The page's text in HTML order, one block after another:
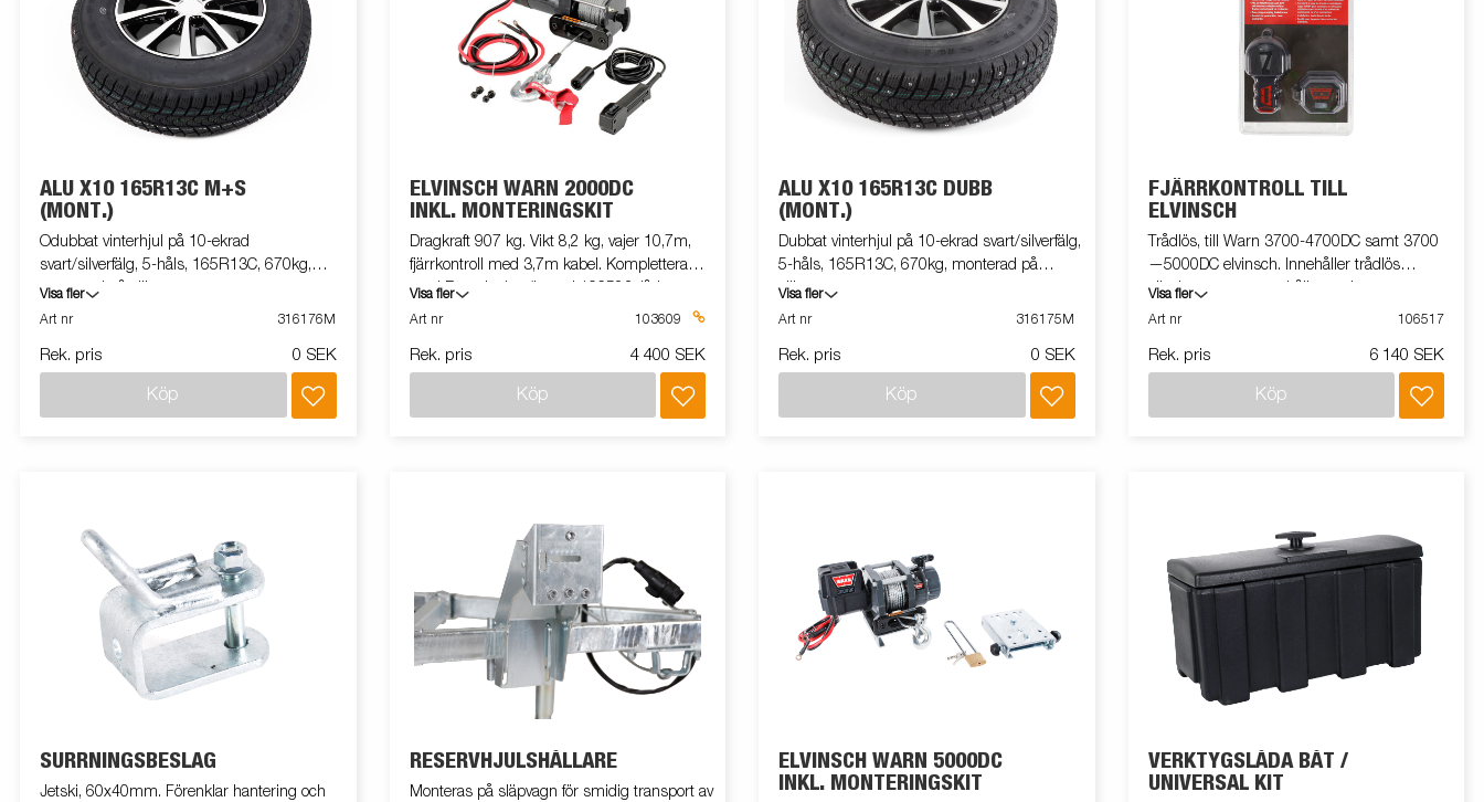
ALU X10 165R13C M+S
(MONT.)
Odubbat vinterhjul på 10-ekrad
svart/silverfälg, 5-håls, 165R13C, 670kg,
monterad på släpvagn
Visa fler
Art nr
316176M
Rek. pris 0 SEK
Köp
ELVINSCH WARN 2000DC
INKL. MONTERINGSKIT
Dragkraft 907 kg. Vikt 8,2 kg, vajer 10,7m,
fjärrkontroll med 3,7m kabel. Komplettera
med Batteripaket (batteri 106583, låda m.
konsol 304613, monteringssats 102723)
Visa fler
Art nr
103609
Rek. pris 4 400 SEK
Köp
ALU X10 165R13C DUBB
(MONT.)
Dubbat vinterhjul på 10-ekrad svart/silverfälg,
5-håls, 165R13C, 670kg, monterad på
släpvagn
Visa fler
Art nr
316175M
Rek. pris 0 SEK
Köp
FJÄRRKONTROLL TILL
ELVINSCH
Trådlös, till Warn 3700-4700DC samt 3700
—5000DC elvinsch. Innehåller trådlös
sändare, mottagare, hållare och
monteringskit. Kontrollera winchen från upp
Visa fler
Art nr
106517
Rek. pris 6 140 SEK
Köp
SURRNINGSBESLAG
Jetski, 60x40mm. Förenklar hantering och
RESERVHJULSHÅLLARE
Monteras på släpvagn för smidig transport av
ELVINSCH WARN 5000DC
INKL. MONTERINGSKIT
VERKTYGSLÅDA BÅT /
UNIVERSAL KIT